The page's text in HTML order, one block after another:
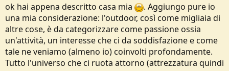
ok hai appena descritto casa mia
. Aggiungo pure io
una mia considerazione: l'outdoor, così come migliaia di
altre cose, è da categorizzare come passione ossia
un'attività, un interesse che ci da soddisfazione e come
tale ne veniamo (almeno io) coinvolti profondamente.
Tutto l'universo che ci ruota attorno (attrezzatura quindi